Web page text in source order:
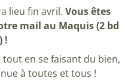
lieu fin avril. Vous êtes
mail au Maquis (2 bd
!
en se faisant du bien,
à toutes et tous !